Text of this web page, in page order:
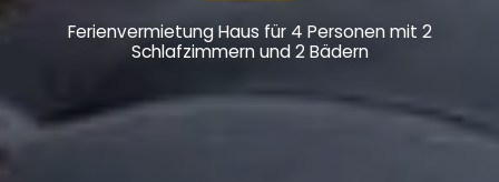
Ferienvermietung Haus für 4 Personen mit 2
Schlafzimmern und 2 Bädern